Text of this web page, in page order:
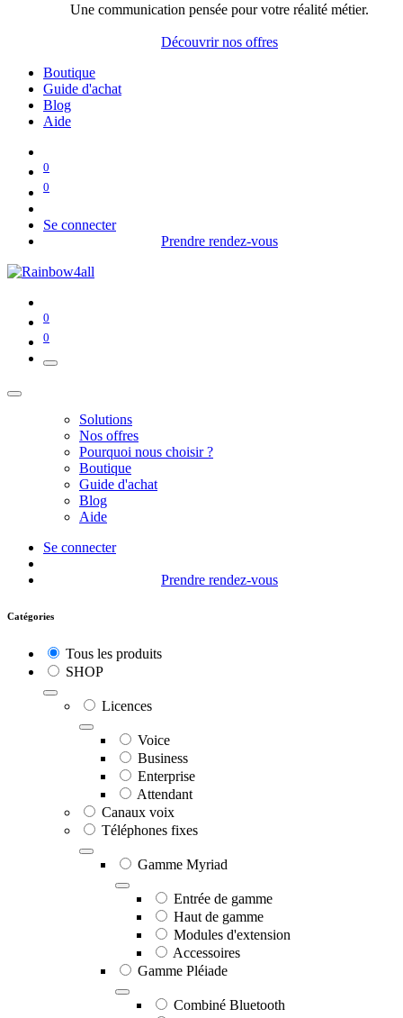
Une communication pensée pour votre réalité métier.
Découvrir nos offres
Boutique
Guide d'achat
Blog
Aide
0
0
Se connecter
Prendre rendez-vous
0
0
Solutions
Nos offres
Pourquoi nous choisir ?
Boutique
Guide d'achat
Blog
Aide
Se connecter
Prendre rendez-vous
Catégories
Tous les produits
SHOP
Licences
Voice
Business
Enterprise
Attendant
Canaux voix
Téléphones fixes
Gamme Myriad
Entrée de gamme
Haut de gamme
Modules d'extension
Accessoires
Gamme Pléiade
Combiné Bluetooth